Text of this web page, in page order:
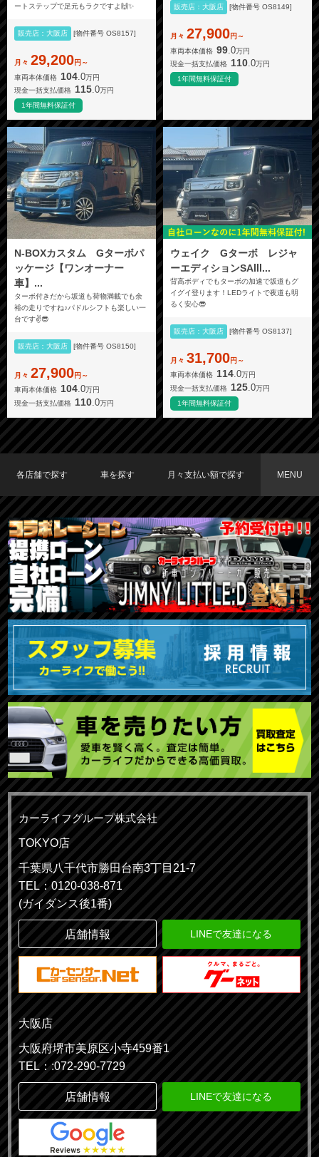
ートステップで足元もラクですよ🙌✨
販売店：大阪店 [物件番号 OS8157]
月々 29,200円～
車両本体価格 104 .0万円
現金一括支払価格 115.0万円
1年間無料保証付
販売店：大阪店 [物件番号 OS8149]
月々 27,900円～
車両本体価格 99 .0万円
現金一括支払価格 110.0万円
1年間無料保証付
N-BOXカスタム Gターボパ
ッケージ【ワンオーナー
車】...
ターボ付きだから坂道も荷物満載でも余
裕の走りですね♪パドルシフトも楽しい一
台です✌️😎
販売店：大阪店 [物件番号 OS8150]
月々 27,900円～
車両本体価格 104.0万円
現金一括支払価格 110 .0万円
ウェイク Gターボ レジャ
ーエディションSAⅢ...
背高ボディでもターボの加速で坂道もグ
イグイ登ります！LEDライトで夜道も明
るく安心😎
販売店：大阪店 [物件番号 OS8137]
月々 31,700円～
車両本体価格 114.0万円
現金一括支払価格 125 .0万円
1年間無料保証付
各店舗で探す
TOKYO店在庫車両
大阪店在庫車両
福岡店在庫車両
車を探す
車種で探す
メーカーで探す
月々支払い額で探す
〜19,999円
20,000円〜29,999円
30,000円〜39,999円
40,000円〜49,999円
50,000円〜
MENU
カーライフグループ株式会社
TOKYO店
千葉県八千代市勝田台南3丁目21-7
TEL：0120-038-871
(ガイダンス後1番)
店舗情報 LINEで友達になる
大阪店
大阪府堺市美原区小寺459番1
TEL：:072-290-7729
店舗情報 LINEで友達になる